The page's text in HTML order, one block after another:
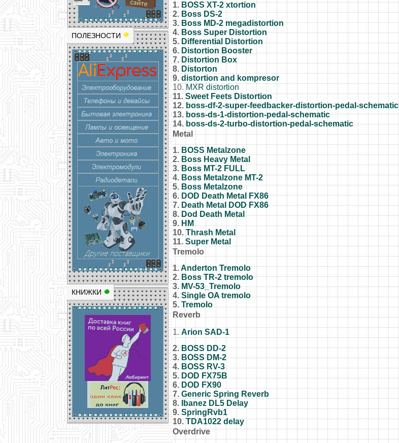
ПОЛЕЗНОСТИ
КНИЖКИ
1.BOSS XT-2 xtortion
2.Boss DS-2
3.Boss MD-2 megadistortion
4.Boss Super Distortion
5.Differential Distortion
6. Distortion Booster
7. Distortion Box
8. Distorton
9. distortion and kompresor
10. MXR distortion
11.Sweet Feets Distortion
12.boss-df-2-super-feedbacker-distortion-pedal-schematic
13.boss-ds-1-distortion-pedal-schematic
14.boss-ds-2-turbo-distortion-pedal-schematic
Metal
1. BOSS Metalzone
2. Boss Heavy Metal
3. Boss MT-2 FULL
4.Boss Metalzone MT-2
5.Boss Metalzone
6.DOD Death Metal FX86
7.Death Metal DOD FX86
8.Dod Death Metal
9. HM
10. Thrash Metal
11. Super Metal
Tremolo
1.Anderton Tremolo
2.Boss TR-2 tremolo
3.MV-53_Tremolo
4.Single OA tremolo
5. Tremolo
Reverb
1. Arion SAD-1
2.BOSS DD-2
3.BOSS DM-2
4.BOSS RV-3
5. DOD FX75B
6. DOD FX90
7. Generic Spring Reverb
8.
Ibanez DL5 Delay
9. SpringRvb1
10.TDA1022 delay
Overdrive